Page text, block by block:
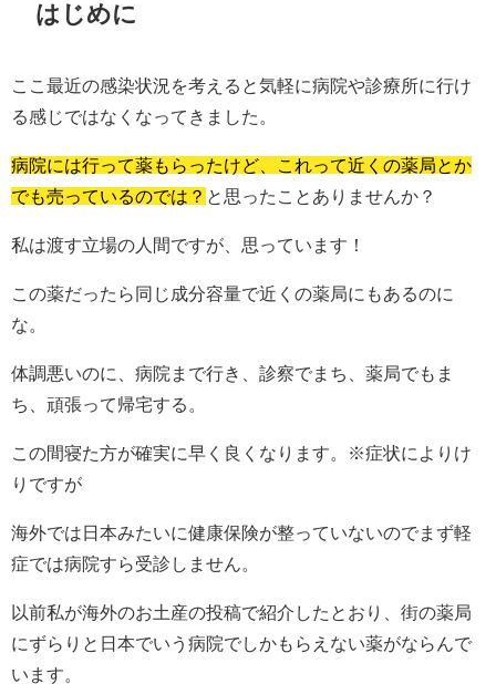
はじめに
ここ最近の感染状況を考えると気軽に病院や診療所に行け
る感じではなくなってきました。
病院には行って薬もらったけど、これって近くの薬局とか
でも売っているのでは？ と思ったことありませんか？
私は渡す立場の人間ですが、思っています！
この薬だったら同じ成分容量で近くの薬局にもあるのに
な。
体調悪いのに、病院まで行き、診察でまち、薬局でもま
ち、頑張って帰宅する。
この間寝た方が確実に早く良くなります。※症状によりけ
りですが
海外では日本みたいに健康保険が整っていないのでまず軽
症では病院すら受診しません。
以前私が海外のお土産の投稿で紹介したとおり、街の薬局
にずらりと日本でいう病院でしかもらえない薬がならんで
います。